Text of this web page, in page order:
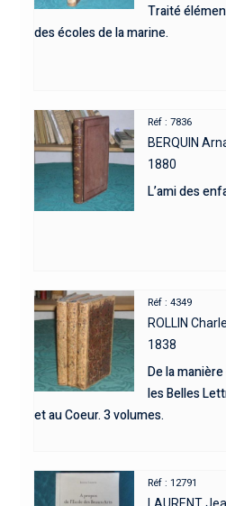
Traité
des écoles de la marine.
Réf : 7836
BERQUIN
1880
L’ami des
Réf : 4349
ROLLIN
1838
De la
les Belles
et au Coeur. 3 volumes.
Réf : 12791